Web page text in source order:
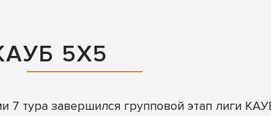
5Х5
тура завершился групповой этап лиги